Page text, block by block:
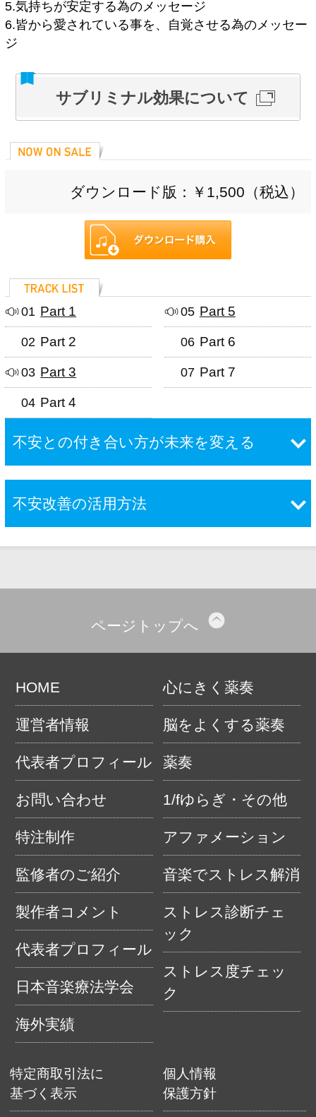
5.気持ちが安定する為のメッセージ
6.皆から愛されている事を、自覚させる為のメッセー
ジ
サブリミナル効果について
ダウンロード版：￥1,500（税込）
01 Part 1
02 Part 2
03 Part 3
04 Part 4
05 Part 5
06 Part 6
07 Part 7
不安との付き合い方が未来を変える
不安改善の活用方法
ページトップへ
HOME
運営者情報
代表者プロフィール
お問い合わせ
特注制作
心にきく薬奏
脳をよくする薬奏
薬奏
1/fゆらぎ・その他
アファメーション
監修者のご紹介
製作者コメント
代表者プロフィール
日本音楽療法学会
海外実績
音楽でストレス解消
ストレス診断チェ
ック
ストレス度チェッ
ク
特定商取引法に
基づく表示
個人情報
保護方針